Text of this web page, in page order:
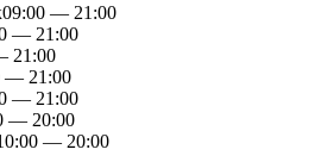
09:00 — 21:00
— 21:00
21:00
— 21:00
— 21:00
— 20:00
— 20:00